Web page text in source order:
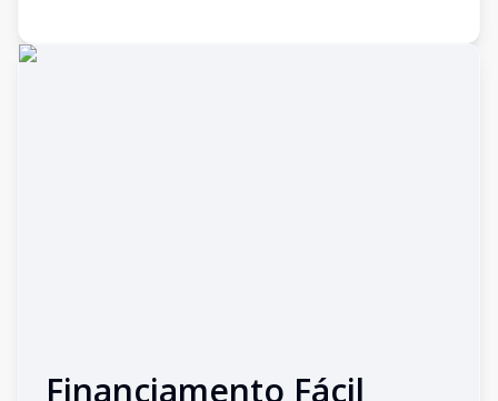
Financiamento Fácil